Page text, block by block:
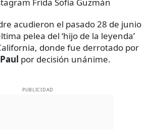
Frida Sofía Guzmán
acudieron el pasado 28 de junio
pelea del ‘hijo de la leyenda’
donde fue derrotado por
por decisión unánime.
PUBLICIDAD